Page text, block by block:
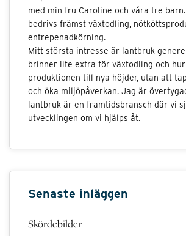
med min fru Caroline och våra tre
bedrivs främst växtodling,
entrepenadkörning.
Mitt största intresse är lantbruk
brinner lite extra för växtodling och
produktionen till nya höjder, utan att
och öka miljöpåverkan. Jag är
lantbruk är en framtidsbransch där vi
utvecklingen om vi hjälps åt.
Senaste inläggen
Skördebilder